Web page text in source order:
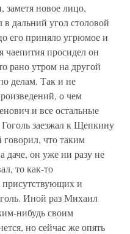
заметя новое лицо,
дальний угол столовой
его приняло угрюмое и
чаепития просидел он
рано утром на другой
делам. Так и не
о чем
и все остальные
заезжал к Щепкину
говорил, что таким
даче, он уже ни разу не
то как-то
присутствующих и
Иной раз Михаил
нибудь своим
но сейчас же опять